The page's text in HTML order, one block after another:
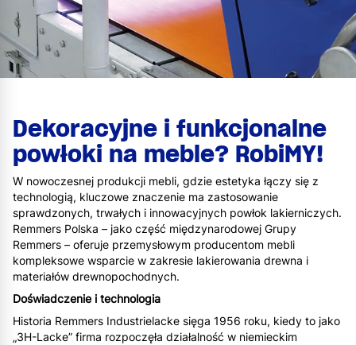
Dekoracyjne i funkcjonalne
powłoki na meble? RobiMY!
W nowoczesnej produkcji mebli, gdzie estetyka łączy się z
technologią, kluczowe znaczenie ma zastosowanie
sprawdzonych, trwałych i innowacyjnych powłok lakierniczych.
Remmers Polska – jako część międzynarodowej Grupy
Remmers – oferuje przemysłowym producentom mebli
kompleksowe wsparcie w zakresie lakierowania drewna i
materiałów drewnopochodnych.
Doświadczenie i technologia
Historia Remmers Industrielacke sięga 1956 roku, kiedy to jako
„3H-Lacke” firma rozpoczęła działalność w niemieckim